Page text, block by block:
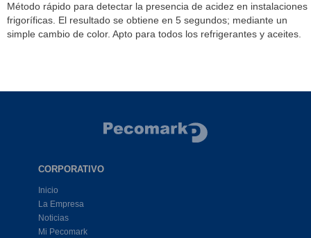
Método rápido para detectar la presencia de acidez en instalaciones
frigoríficas. El resultado se obtiene en 5 segundos; mediante un
simple cambio de color. Apto para todos los refrigerantes y aceites.
CORPORATIVO
Inicio
La Empresa
Noticias
Mi Pecomark